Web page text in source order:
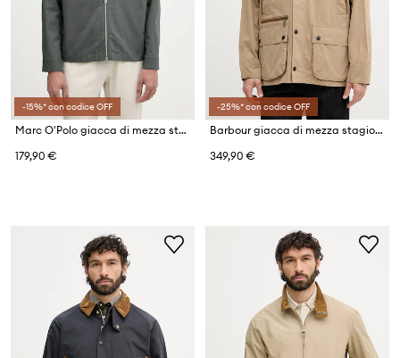
-15%* con codice OFF
Marc O'Polo giacca di mezza stagione da uomo in cotone
179,90 €
-25%* con codice OFF
Barbour giacca di mezza stagione da uomo con cotone Bedale
349,90 €